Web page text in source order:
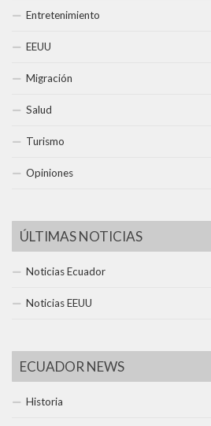
Entretenimiento
EEUU
Migración
Salud
Turismo
Opiniones
ÚLTIMAS NOTICIAS
Noticias Ecuador
Noticias EEUU
ECUADOR NEWS
Historia